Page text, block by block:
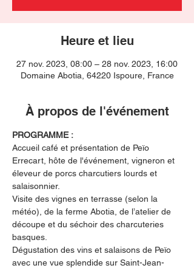
Heure et lieu
27 nov. 2023, 08:00 – 28 nov. 2023, 16:00
Domaine Abotia, 64220 Ispoure, France
À propos de l'événement
PROGRAMME :
Accueil café et présentation de Peïo
Errecart, hôte de l'événement, vigneron et
éleveur de porcs charcutiers lourds et
salaisonnier.
Visite des vignes en terrasse (selon la
météo), de la ferme Abotia, de l’atelier de
découpe et du séchoir des charcuteries
basques.
Dégustation des vins et salaisons de Peïo
avec une vue splendide sur Saint-Jean-